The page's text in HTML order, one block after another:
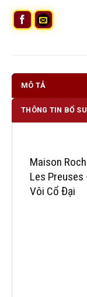
MÔ TẢ
THÔNG TIN BỔ
Maison
Les
Vôi Cổ Đại